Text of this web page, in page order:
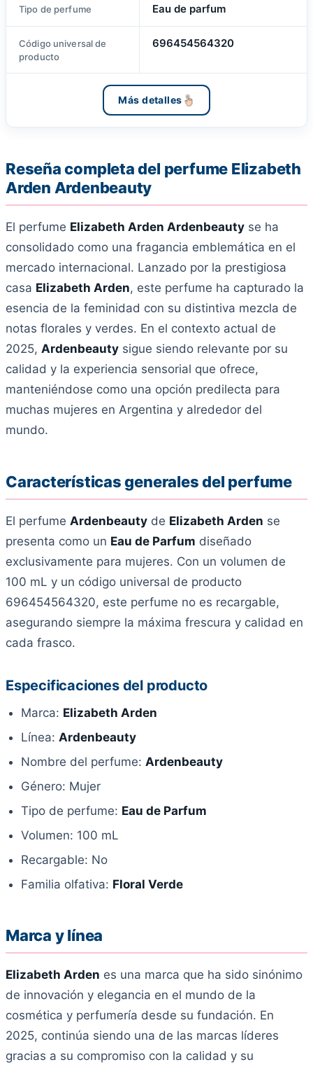
Tipo de perfume Eau de parfum
Código universal de
producto
696454564320
Más detalles
Reseña completa del perfume Elizabeth
Arden Ardenbeauty
El perfume Elizabeth Arden Ardenbeauty se ha
consolidado como una fragancia emblemática en el
mercado internacional. Lanzado por la prestigiosa
casa Elizabeth Arden, este perfume ha capturado la
esencia de la feminidad con su distintiva mezcla de
notas florales y verdes. En el contexto actual de
2025, Ardenbeauty sigue siendo relevante por su
calidad y la experiencia sensorial que ofrece,
manteniéndose como una opción predilecta para
muchas mujeres en Argentina y alrededor del
mundo.
Características generales del perfume
El perfume Ardenbeauty de Elizabeth Arden se
presenta como un Eau de Parfum diseñado
exclusivamente para mujeres. Con un volumen de
100 mL y un código universal de producto
696454564320, este perfume no es recargable,
asegurando siempre la máxima frescura y calidad en
cada frasco.
Especificaciones del producto
Marca: Elizabeth Arden
Línea: Ardenbeauty
Nombre del perfume: Ardenbeauty
Género: Mujer
Tipo de perfume: Eau de Parfum
Volumen: 100 mL
Recargable: No
Familia olfativa: Floral Verde
Marca y línea
Elizabeth Arden es una marca que ha sido sinónimo
de innovación y elegancia en el mundo de la
cosmética y perfumería desde su fundación. En
2025, continúa siendo una de las marcas líderes
gracias a su compromiso con la calidad y su